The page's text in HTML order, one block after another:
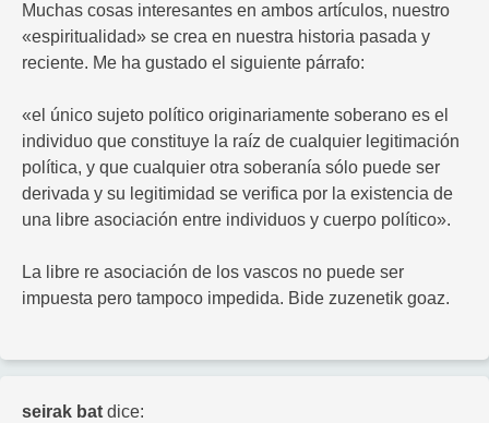
Muchas cosas interesantes en ambos artículos, nuestro
«espiritualidad» se crea en nuestra historia pasada y
reciente. Me ha gustado el siguiente párrafo:
«el único sujeto político originariamente soberano es el
individuo que constituye la raíz de cualquier legitimación
política, y que cualquier otra soberanía sólo puede ser
derivada y su legitimidad se verifica por la existencia de
una libre asociación entre individuos y cuerpo político».
La libre re asociación de los vascos no puede ser
impuesta pero tampoco impedida. Bide zuzenetik goaz.
seirak bat dice: